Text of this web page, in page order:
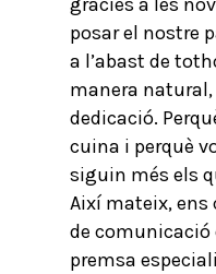
gràcies a les
posar el nostre
a l’abast de
manera
dedicació.
cuina i perquè
siguin més els
Així mateix,
de comunicació
premsa